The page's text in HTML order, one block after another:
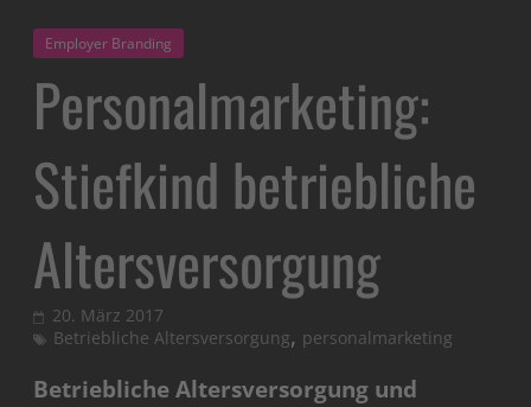
Employer Branding
Personalmarketing:
Stiefkind betriebliche
Altersversorgung
20. März 2017
Betriebliche Altersversorgung, personalmarketing
Betriebliche Altersversorgung und